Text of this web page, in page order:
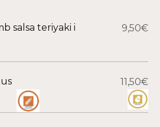
salsa teriyaki i
9,50€
11,50€